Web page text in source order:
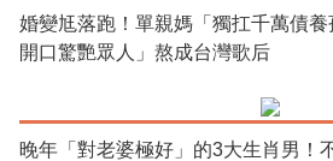
婚變尪落跑！單親媽「獨扛千萬債
開口驚艷眾人」熬成台灣歌后
晚年「對老婆極好」的3大生肖男！